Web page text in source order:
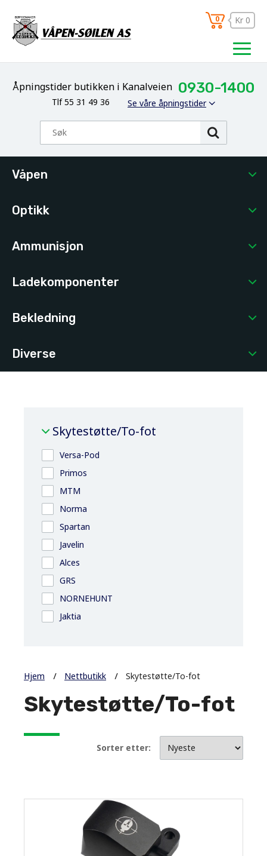
Åpningstider butikken i Kanalveien 0930-1400
Tlf 55 31 49 36 Se våre åpningstider
0 Kr 0
Våpen
Optikk
Ammunisjon
Ladekomponenter
Bekledning
Diverse
Skytestøtte/To-fot
Versa-Pod
Primos
MTM
Norma
Spartan
Javelin
Alces
GRS
NORNEHUNT
Jaktia
Hjem Nettbutikk Skytestøtte/To-fot
Skytestøtte/To-fot
Sorter etter: